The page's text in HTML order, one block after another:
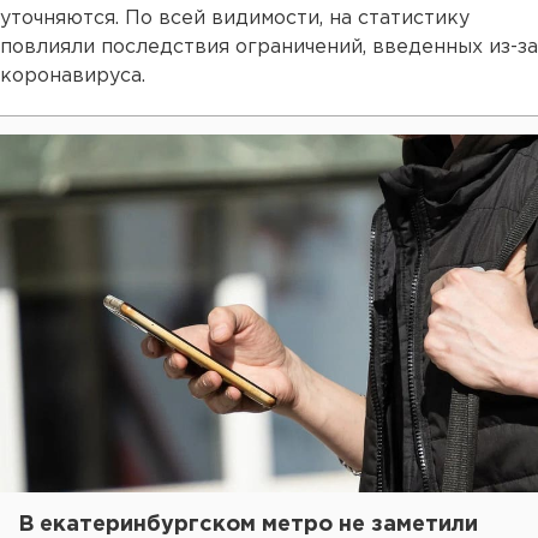
уточняются. По всей видимости, на статистику
повлияли последствия ограничений, введенных из-за
коронавируса.
В екатеринбургском метро не заметили